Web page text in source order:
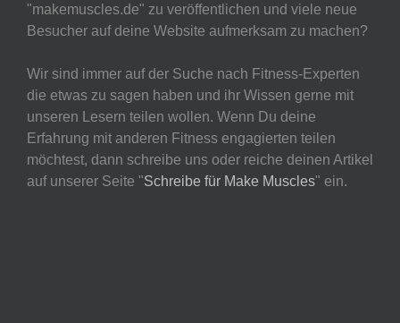
"makemuscles.de" zu veröffentlichen und viele neue
Besucher auf deine Website aufmerksam zu machen?
Wir sind immer auf der Suche nach Fitness-Experten
die etwas zu sagen haben und ihr Wissen gerne mit
unseren Lesern teilen wollen. Wenn Du deine
Erfahrung mit anderen Fitness engagierten teilen
möchtest, dann schreibe uns oder reiche deinen Artikel
auf unserer Seite "Schreibe für Make Muscles" ein.